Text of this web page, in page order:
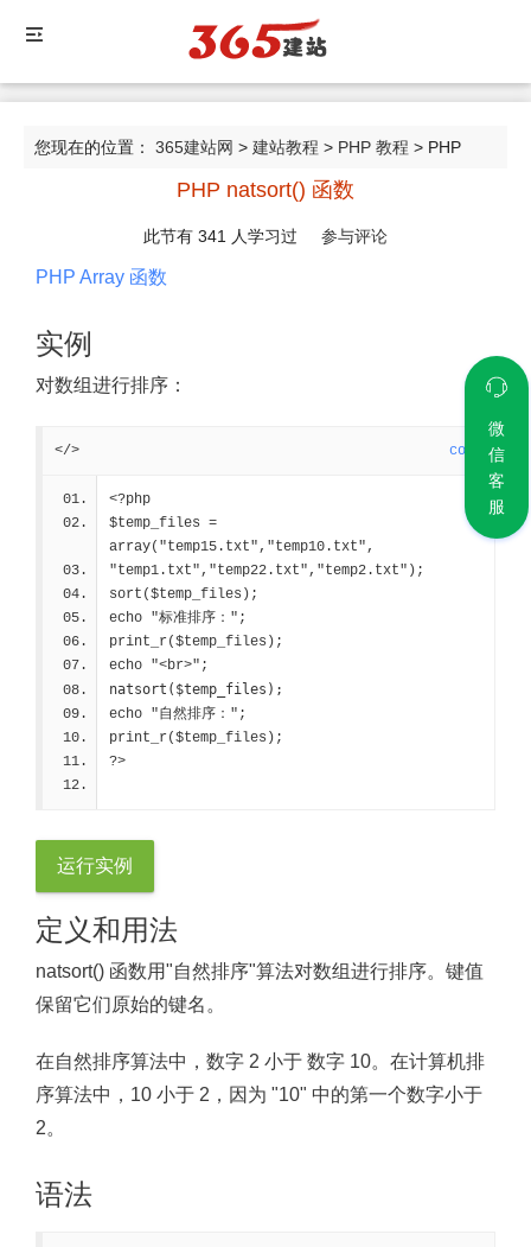
您现在的位置： 365建站网 > 建站教程 > PHP 教程 > PHP
PHP natsort() 函数
此节有 341 人学习过 参与评论
PHP Array 函数
实例
对数组进行排序：
</> code
<?php
$temp_files =
array("temp15.txt","temp10.txt",
"temp1.txt","temp22.txt","temp2.txt");
sort($temp_files);
echo "标准排序：";
print_r($temp_files);
echo "<br>";
natsort($temp_files);
echo "自然排序：";
print_r($temp_files);
?>
运行实例
定义和用法
natsort() 函数用"自然排序"算法对数组进行排序。键值
保留它们原始的键名。
在自然排序算法中，数字 2 小于 数字 10。在计算机排
序算法中，10 小于 2，因为 "10" 中的第一个数字小于
2。
语法
微
信
客
服